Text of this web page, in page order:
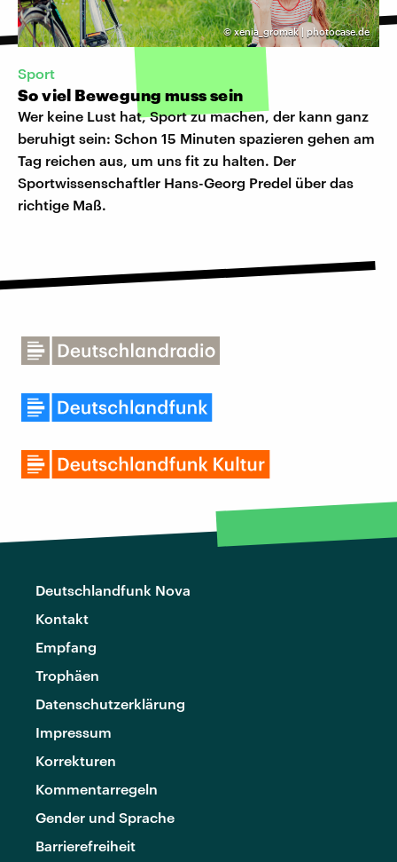
©xenia_gromak | photocase.de
Sport
So viel Bewegung muss sein
Wer keine Lust hat, Sport zu machen, der kann ganz
beruhigt sein: Schon 15 Minuten spazieren gehen am
Tag reichen aus, um uns fit zu halten. Der
Sportwissenschaftler Hans-Georg Predel über das
richtige Maß.
Deutschlandfunk Nova
Kontakt
Empfang
Trophäen
Datenschutzerklärung
Impressum
Korrekturen
Kommentarregeln
Gender und Sprache
Barrierefreiheit